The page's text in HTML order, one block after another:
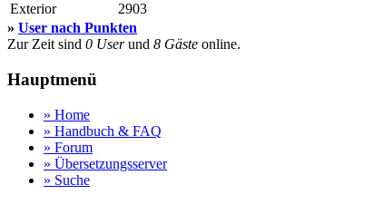
Exterior
2903
» User nach Punkten
Zur Zeit sind 0 Userund 8 Gäste online.
Hauptmenü
» Home
» Handbuch & FAQ
» Forum
» Übersetzungsserver
» Suche